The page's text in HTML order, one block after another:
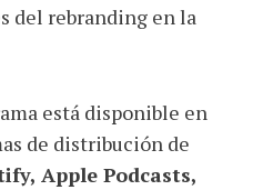
del rebranding en la
está disponible en
de distribución de
Apple Podcasts,